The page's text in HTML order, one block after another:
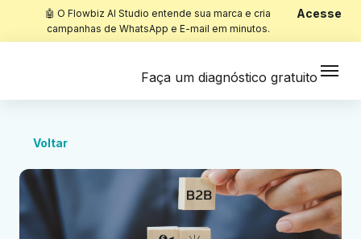
🤖 O Flowbiz AI Studio entende sua marca e cria
campanhas de WhatsApp e E-mail em minutos.
Acesse
Faça um diagnóstico gratuito
Voltar